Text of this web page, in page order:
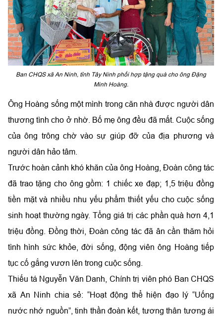
Ban CHQS xã An Ninh, tỉnh Tây Ninh phối hợp tặng quà cho ông Đặng
Minh Hoàng.
Ông Hoàng sống một mình trong căn nhà được người dân
thương tình cho ở nhờ. Bố mẹ ông đều đã mất. Cuộc sống
của ông trông chờ vào sự giúp đỡ của địa phương và
người dân hảo tâm.
Trước hoàn cảnh khó khăn của ông Hoàng, Đoàn công tác
đã trao tặng cho ông gồm: 1 chiếc xe đạp; 1,5 triệu đồng
tiền mặt và nhiều nhu yếu phẩm thiết yếu cho cuộc sống
sinh hoạt thường ngày. Tổng giá trị các phần quà hơn 4,1
triệu đồng. Đồng thời, Đoàn công tác đã ân cần thăm hỏi
tình hình sức khỏe, đời sống, động viên ông Hoàng tiếp
tục cố gắng vươn lên trong cuộc sống.
Thiếu tá Nguyễn Văn Danh, Chính trị viên phó Ban CHQS
xã An Ninh chia sẻ: “Hoạt động thể hiện đạo lý “Uống
nước nhớ nguồn”, tinh thần đoàn kết, tương thân tương ái